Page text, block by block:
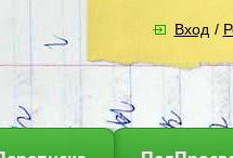
Вход /